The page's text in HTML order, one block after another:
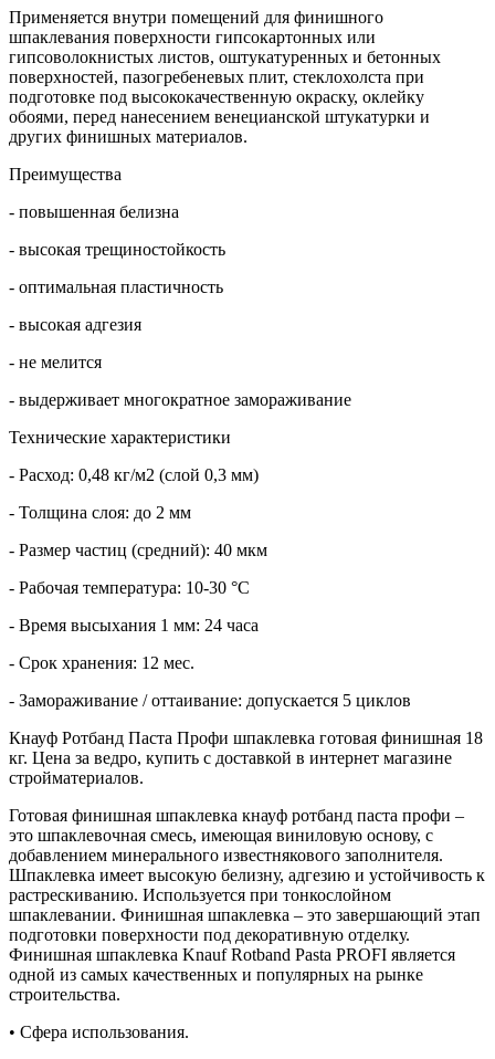
Применяется внутри помещений для финишного
шпаклевания поверхности гипсокартонных или
гипсоволокнистых листов, оштукатуренных и бетонных
поверхностей, пазогребеневых плит, стеклохолста при
подготовке под высококачественную окраску, оклейку
обоями, перед нанесением венецианской штукатурки и
других финишных материалов.
Преимущества
- повышенная белизна
- высокая трещиностойкость
- оптимальная пластичность
- высокая адгезия
- не мелится
- выдерживает многократное замораживание
Технические характеристики
- Расход: 0,48 кг/м2 (слой 0,3 мм)
- Толщина слоя: до 2 мм
- Размер частиц (средний): 40 мкм
- Рабочая температура: 10-30 °С
- Время высыхания 1 мм: 24 часа
- Срок хранения: 12 мес.
- Замораживание / оттаивание: допускается 5 циклов
Кнауф Ротбанд Паста Профи шпаклевка готовая финишная 18
кг. Цена за ведро, купить с доставкой в интернет магазине
стройматериалов.
Готовая финишная шпаклевка кнауф ротбанд паста профи –
это шпаклевочная смесь, имеющая виниловую основу, с
добавлением минерального известнякового заполнителя.
Шпаклевка имеет высокую белизну, адгезию и устойчивость к
растрескиванию. Используется при тонкослойном
шпаклевании. Финишная шпаклевка – это завершающий этап
подготовки поверхности под декоративную отделку.
Финишная шпаклевка Knauf Rotband Pasta PROFI является
одной из самых качественных и популярных на рынке
строительства.
• Сфера использования.